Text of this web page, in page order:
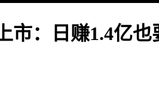
市：日赚1.4亿也